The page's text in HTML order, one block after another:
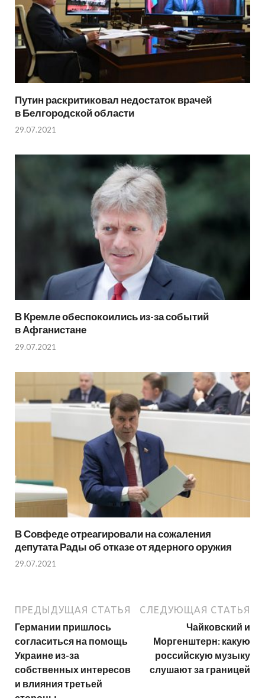
Путин раскритиковал недостаток врачей
в Белгородской области
29.07.2021
В Кремле обеспокоились из-за событий
в Афганистане
29.07.2021
В Совфеде отреагировали на сожаления
депутата Рады об отказе от ядерного оружия
29.07.2021
ПРЕДЫДУЩАЯ СТАТЬЯ
Германии пришлось
согласиться на помощь
Украине из-за
собственных интересов
и влияния третьей
СЛЕДУЮЩАЯ СТАТЬЯ
Чайковский и
Моргенштерн: какую
российскую музыку
слушают за границей